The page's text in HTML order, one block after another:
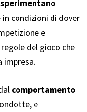
sperimentano
condizioni di dover
e
del gioco che
impresa.
comportamento
e